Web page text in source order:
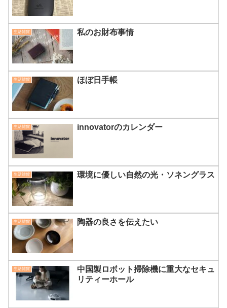
生活雑貨 私のお財布事情
生活雑貨 ほぼ日手帳
生活雑貨 innovatorのカレンダー
生活雑貨 環境に優しい自然の光・ソネングラス
生活雑貨 陶器の良さを伝えたい
生活雑貨
中国製ロボット掃除機に重大なセキュ
リティーホール